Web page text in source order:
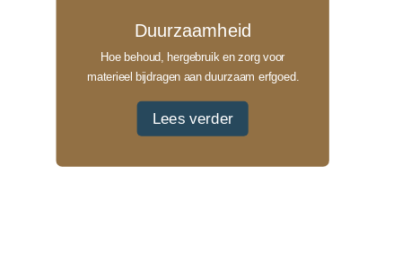
Duurzaamheid
Hoe behoud, hergebruik en zorg voor
materieel bijdragen aan duurzaam erfgoed.
Lees verder